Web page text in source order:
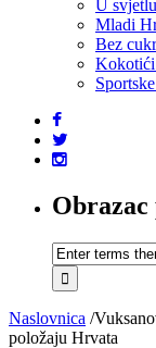
U
Mladi
Bez
Kokotići
Naslovnica /
položaju Hrvata